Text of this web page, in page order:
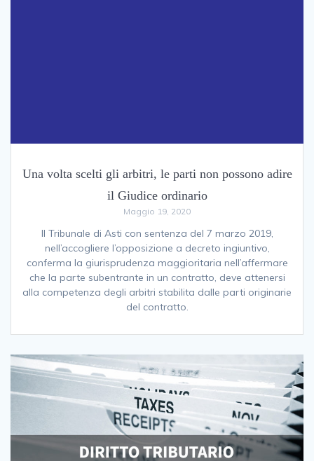
Una volta scelti gli arbitri, le parti non possono adire
il Giudice ordinario
Maggio 19, 2020
Il Tribunale di Asti con sentenza del 7 marzo 2019,
nell’accogliere l’opposizione a decreto ingiuntivo,
conferma la giurisprudenza maggioritaria nell’affermare
che la parte subentrante in un contratto, deve attenersi
alla competenza degli arbitri stabilita dalle parti originarie
del contratto.